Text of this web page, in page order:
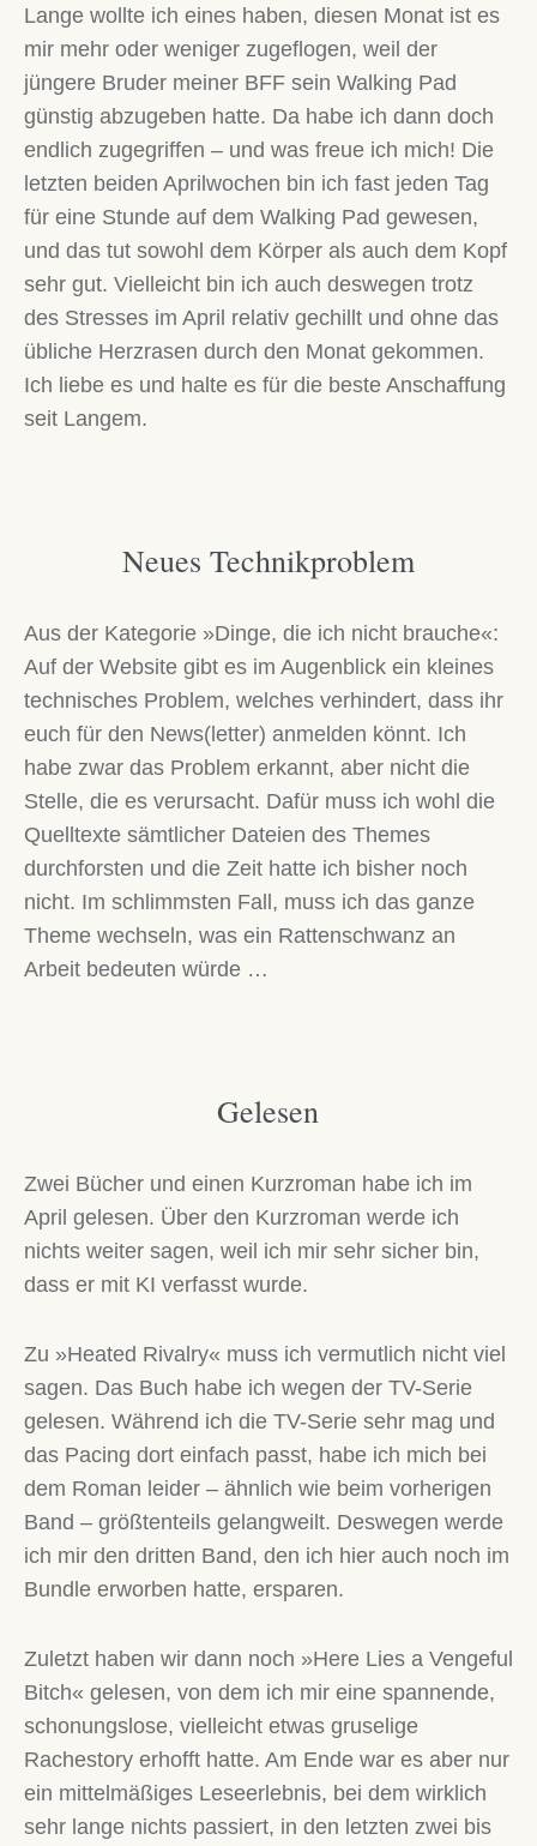
Lange wollte ich eines haben, diesen Monat ist es
mir mehr oder weniger zugeflogen, weil der
jüngere Bruder meiner BFF sein Walking Pad
günstig abzugeben hatte. Da habe ich dann doch
endlich zugegriffen – und was freue ich mich! Die
letzten beiden Aprilwochen bin ich fast jeden Tag
für eine Stunde auf dem Walking Pad gewesen,
und das tut sowohl dem Körper als auch dem Kopf
sehr gut. Vielleicht bin ich auch deswegen trotz
des Stresses im April relativ gechillt und ohne das
übliche Herzrasen durch den Monat gekommen.
Ich liebe es und halte es für die beste Anschaffung
seit Langem.
Neues Technikproblem
Aus der Kategorie »Dinge, die ich nicht brauche«:
Auf der Website gibt es im Augenblick ein kleines
technisches Problem, welches verhindert, dass ihr
euch für den News(letter) anmelden könnt. Ich
habe zwar das Problem erkannt, aber nicht die
Stelle, die es verursacht. Dafür muss ich wohl die
Quelltexte sämtlicher Dateien des Themes
durchforsten und die Zeit hatte ich bisher noch
nicht. Im schlimmsten Fall, muss ich das ganze
Theme wechseln, was ein Rattenschwanz an
Arbeit bedeuten würde …
Gelesen
Zwei Bücher und einen Kurzroman habe ich im
April gelesen. Über den Kurzroman werde ich
nichts weiter sagen, weil ich mir sehr sicher bin,
dass er mit KI verfasst wurde.
Zu »Heated Rivalry« muss ich vermutlich nicht viel
sagen. Das Buch habe ich wegen der TV-Serie
gelesen. Während ich die TV-Serie sehr mag und
das Pacing dort einfach passt, habe ich mich bei
dem Roman leider – ähnlich wie beim vorherigen
Band – größtenteils gelangweilt. Deswegen werde
ich mir den dritten Band, den ich hier auch noch im
Bundle erworben hatte, ersparen.
Zuletzt haben wir dann noch »Here Lies a Vengeful
Bitch« gelesen, von dem ich mir eine spannende,
schonungslose, vielleicht etwas gruselige
Rachestory erhofft hatte. Am Ende war es aber nur
ein mittelmäßiges Leseerlebnis, bei dem wirklich
sehr lange nichts passiert, in den letzten zwei bis